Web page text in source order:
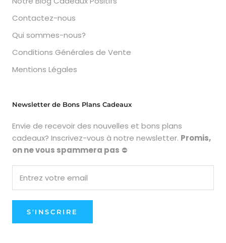
Contactez-nous
Qui sommes-nous?
Conditions Générales de Vente
Mentions Légales
Newsletter de Bons Plans Cadeaux
Envie de recevoir des nouvelles et bons plans
cadeaux? Inscrivez-vous à notre newsletter. Promis,
on ne vous spammera pas ⛔
S'INSCRIRE